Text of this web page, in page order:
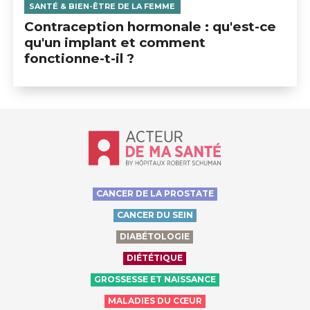
SANTÉ & BIEN-ÊTRE DE LA FEMME
Contraception hormonale : qu'est-ce
qu'un implant et comment
fonctionne-t-il ?
Accueil - Acteur de ma santé, by
CANCER DE LA PROSTATE
CANCER DU SEIN
DIABÉTOLOGIE
DIÉTÉTIQUE
GROSSESSE ET NAISSANCE
MALADIES DU CŒUR